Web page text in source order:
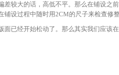
差较大的话，高低不平。那么在铺设之
铺设过程中随时用2CM的尺子来检查修
面已经开始松动了。那么其实我们应该